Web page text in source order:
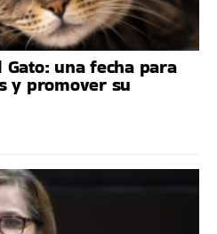
una fecha para
y promover su